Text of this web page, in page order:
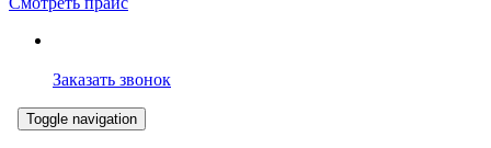
Заказать звонок
Toggle navigation